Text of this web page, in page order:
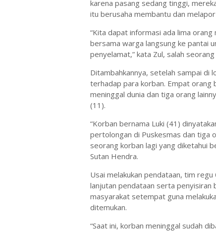
karena pasang sedang tinggi,
itu berusaha membantu dan
“Kita dapat informasi ada lima
bersama warga langsung ke pantai
penyelamat,” kata Zul, salah
Ditambahkannya, setelah sampai di
terhadap para korban. Empat orang
meninggal dunia dan tiga orang
(11).
“Korban bernama Luki (41)
pertolongan di Puskesmas dan tiga
seorang korban lagi yang diketahui
Sutan Hendra.
Usai melakukan pendataan, tim regu
lanjutan pendataan serta penyisiran
masyarakat setempat guna
ditemukan.
“Saat ini, korban meninggal sudah